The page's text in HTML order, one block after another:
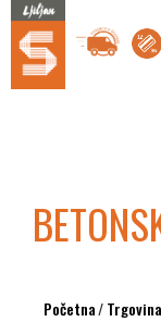
Početna/Trgovina